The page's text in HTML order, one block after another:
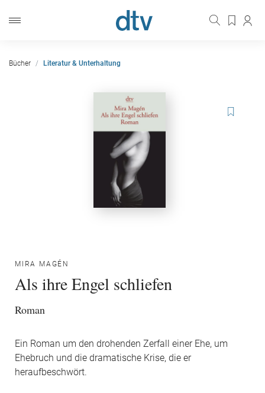
Bücher Literatur & Unterhaltung
MIRA MAGÉN
Als ihre Engel schliefen
Roman
Ein Roman um den drohenden Zerfall einer Ehe, um
Ehebruch und die dramatische Krise, die er
heraufbeschwört.